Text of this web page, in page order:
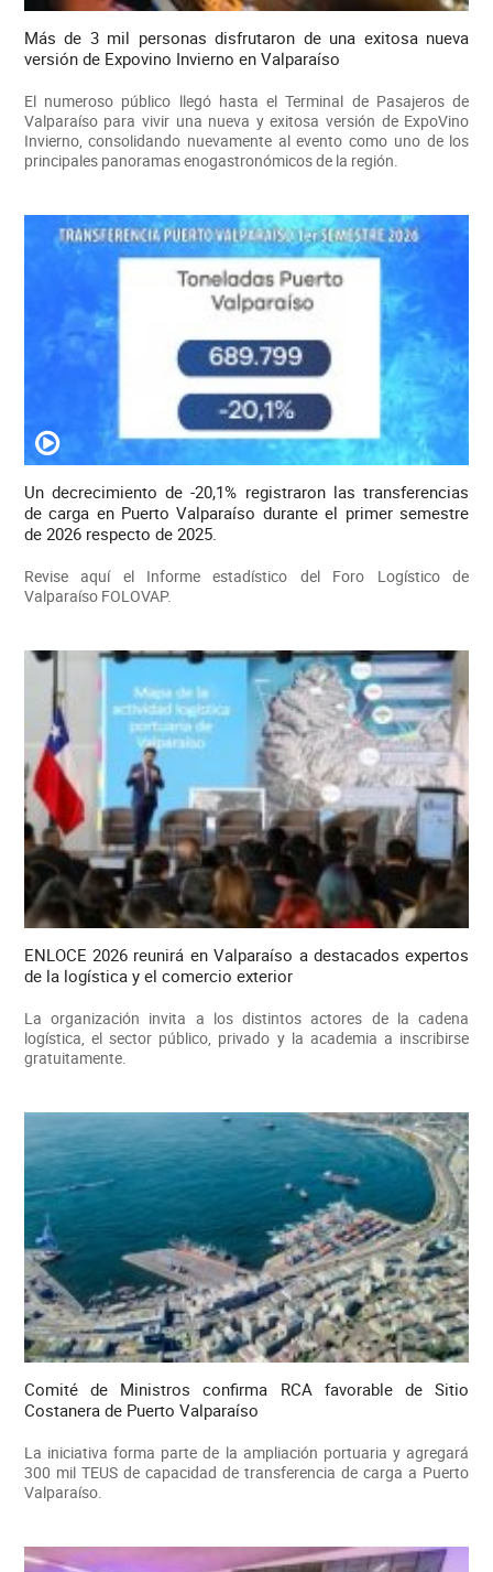
Más de 3 mil personas disfrutaron de una exitosa nueva
versión de Expovino Invierno en Valparaíso
El numeroso público llegó hasta el Terminal de Pasajeros de
Valparaíso para vivir una nueva y exitosa versión de ExpoVino
Invierno, consolidando nuevamente al evento como uno de los
principales panoramas enogastronómicos de la región.
Un decrecimiento de -20,1% registraron las transferencias
de carga en Puerto Valparaíso durante el primer semestre
de 2026 respecto de 2025.
Revise aquí el Informe estadístico del Foro Logístico de
Valparaíso FOLOVAP.
ENLOCE 2026 reunirá en Valparaíso a destacados expertos
de la logística y el comercio exterior
La organización invita a los distintos actores de la cadena
logística, el sector público, privado y la academia a inscribirse
gratuitamente.
Comité de Ministros confirma RCA favorable de Sitio
Costanera de Puerto Valparaíso
La iniciativa forma parte de la ampliación portuaria y agregará
300 mil TEUS de capacidad de transferencia de carga a Puerto
Valparaíso.